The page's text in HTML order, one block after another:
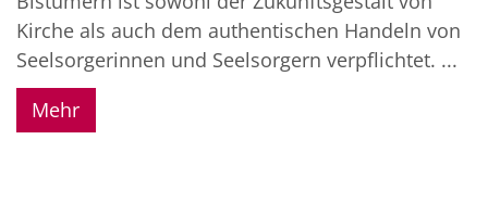
Kirche als auch dem authentischen Handeln von
Seelsorgerinnen und Seelsorgern verpflichtet. ...
Mehr